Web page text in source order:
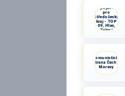
Spojenci
pro
Středočeský
kraj - TOP
09, Hlas,
Zelení
Komunistická
strana Čech a
Moravy